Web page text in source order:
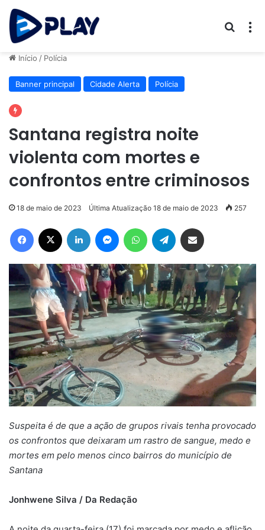
Início / Polícia
Banner principal Cidade Alerta Polícia
Santana registra noite
violenta com mortes e
confrontos entre criminosos
18 de maio de 2023 Última Atualização 18 de maio de 2023 257
Facebook Linkedin MessengerWhatsAppTelegram
Suspeita é de que a ação de grupos rivais tenha provocado
os confrontos que deixaram um rastro de sangue, medo e
mortes em pelo menos cinco bairros do município de
Santana
Jonhwene Silva / Da Redação